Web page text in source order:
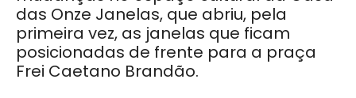
das Onze Janelas, que abriu, pela
primeira vez, as janelas que ficam
posicionadas de frente para a praça
Frei Caetano Brandão.